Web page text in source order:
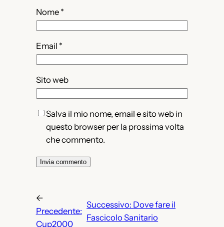
Nome *
Email *
Sito web
Salva il mio nome, email e sito web in
questo browser per la prossima volta
che commento.
←
Precedente:
Cup2000
Successivo: Dove fare il
Fascicolo Sanitario